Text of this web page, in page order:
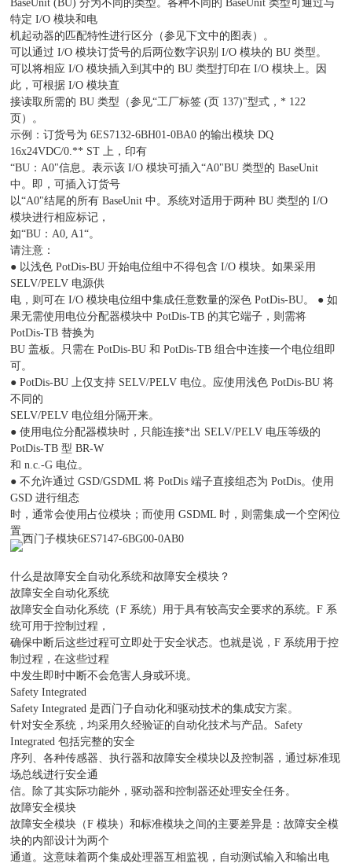
BaseUnit (BU) 分为不同的类型。各种不同的 BaseUnit 类型可通过与
特定 I/O 模块和电
机起动器的匹配特性进行区分（参见下文中的图表）。
可以通过 I/O 模块订货号的后两位数字识别 I/O 模块的 BU 类型。
可以将相应 I/O 模块插入到其中的 BU 类型打印在 I/O 模块上。因
此，可根据 I/O 模块直
接读取所需的 BU 类型（参见“工厂标签 (页 137)"型式，* 122
页）。
示例：订货号为 6ES7132-6BH01-0BA0 的输出模块 DQ
16x24VDC/0.** ST 上，印有
“BU：A0"信息。表示该 I/O 模块可插入“A0"BU 类型的 BaseUnit
中。即，可插入订货号
以“A0"结尾的所有 BaseUnit 中。系统对适用于两种 BU 类型的 I/O
模块进行相应标记，
如“BU：A0, A1“。
请注意：
● 以浅色 PotDis-BU 开始电位组中不得包含 I/O 模块。如果采用
SELV/PELV 电源供
电，则可在 I/O 模块电位组中集成任意数量的深色 PotDis-BU。 ● 如
果无需使用电位分配器模块中 PotDis-TB 的其它端子，则需将
PotDis-TB 替换为
BU 盖板。只需在 PotDis-BU 和 PotDis-TB 组合中连接一个电位组即
可。
● PotDis-BU 上仅支持 SELV/PELV 电位。应使用浅色 PotDis-BU 将
不同的
SELV/PELV 电位组分隔开来。
● 使用电位分配器模块时，只能连接*出 SELV/PELV 电压等级的
PotDis-TB 型 BR-W
和 n.c.-G 电位。
● 不允许通过 GSD/GSDML 将 PotDis 端子直接组态为 PotDis。使用
GSD 进行组态
时，通常会使用占位模块；而使用 GSDML 时，则需集成一个空闲位
置。
什么是故障安全自动化系统和故障安全模块？
故障安全自动化系统
故障安全自动化系统（F 系统）用于具有较高安全要求的系统。F 系
统可用于控制过程，
确保中断后这些过程可立即处于安全状态。也就是说，F 系统用于控
制过程，在这些过程
中发生即时中断不会危害人身或环境。
Safety Integrated
Safety Integrated 是西门子自动化和驱动技术的集成安方案。
针对安全系统，均采用久经验证的自动化技术与产品。Safety
Integrated 包括完整的安全
序列、各种传感器、执行器和故障安全模块以及控制器，通过标准现
场总线进行安全通
信。除了其实际功能外，驱动器和控制器还处理安全任务。
故障安全模块
故障安全模块（F 模块）和标准模块之间的主要差异是：故障安全模
块的内部设计为两个
通道。这意味着两个集成处理器互相监视，自动测试输入和输出电